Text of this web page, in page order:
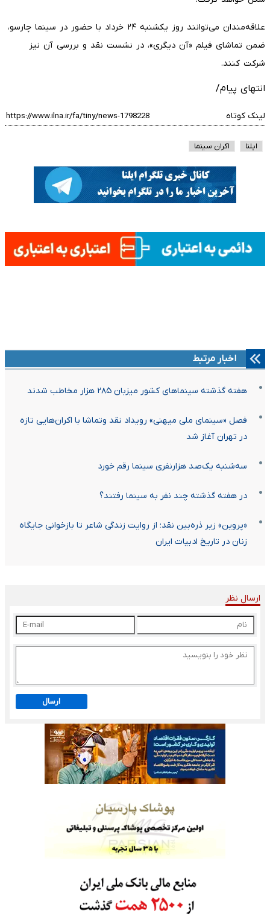
علاقه‌مندان می‌توانند روز یکشنبه ۲۴ خرداد با حضور در سینما چارسو،
ضمن تماشای فیلم «آن دیگری»، در نشست نقد و بررسی آن نیز
شرکت کنند.
انتهای پیام/
لینک کوتاه
ایلنا اکران سینما
اخبار مرتبط
هفته گذشته سینماهای کشور میزبان ۲۸۵ هزار مخاطب شدند
فصل «سینمای ملی میهنی» رویداد نقد وتماشا با اکران‌هایی تازه
در تهران آغاز شد
سه‌شنبه یک‌صد هزارنفری سینما رقم خورد
در هفته گذشته چند نفر به سینما رفتند؟
«پروین» زیر ذره‌بین نقد؛ از روایت زندگی شاعر تا بازخوانی جایگاه
زنان در تاریخ ادبیات ایران
ارسال نظر
ارسال